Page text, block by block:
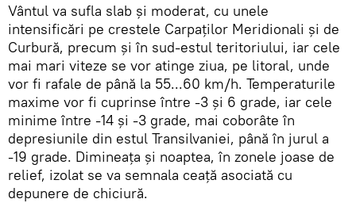
Vântul va sufla slab și moderat, cu unele
intensificări pe crestele Carpaților Meridionali și de
Curbură, precum și în sud-estul teritoriului, iar cele
mai mari viteze se vor atinge ziua, pe litoral, unde
vor fi rafale de până la 55...60 km/h. Temperaturile
maxime vor fi cuprinse între -3 și 6 grade, iar cele
minime între -14 și -3 grade, mai coborâte în
depresiunile din estul Transilvaniei, până în jurul a
-19 grade. Dimineața și noaptea, în zonele joase de
relief, izolat se va semnala ceață asociată cu
depunere de chiciură.